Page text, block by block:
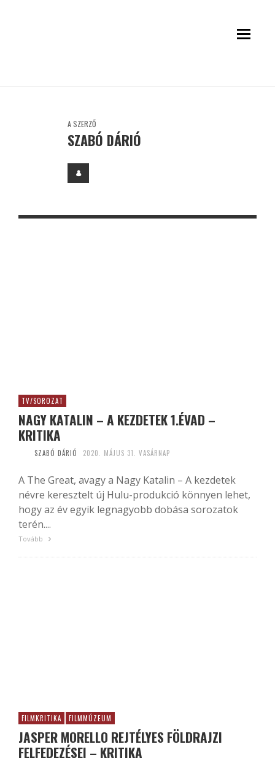
A SZERZŐ
SZABÓ DÁRIÓ
TV/SOROZAT
NAGY KATALIN – A KEZDETEK 1.ÉVAD –
KRITIKA
SZABÓ DÁRIÓ 2020. MÁJUS 31. VASÁRNAP
A The Great, avagy a Nagy Katalin – A kezdetek
névre keresztelt új Hulu-produkció könnyen lehet,
hogy az év egyik legnagyobb dobása sorozatok
terén....
Tovább
FILMKRITIKA FILMMÚZEUM
JASPER MORELLO REJTÉLYES FÖLDRAJZI
FELFEDEZÉSEI – KRITIKA